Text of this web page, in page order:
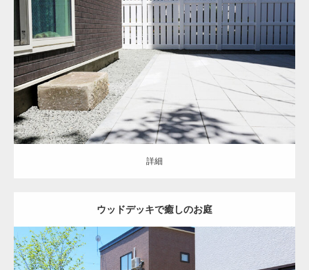
クローズ 洋風 お庭 階段 フェンス 目隠し 中央区 リ・エクステリア
詳細
詳細
ウッドデッキで癒しのお庭